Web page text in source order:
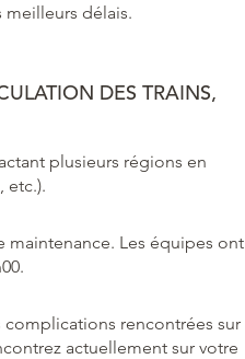
délais.
DES TRAINS,
plusieurs régions en
etc.).
maintenance. Les équipes ont
rencontrées sur
actuellement sur votre